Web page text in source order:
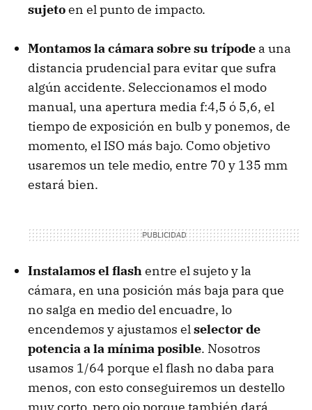
sujetoen el punto de impacto.
Montamos la cámara sobre su trípode a una
distancia prudencial para evitar que sufra
algún accidente. Seleccionamos el modo
manual, una apertura media f:4,5 ó 5,6, el
tiempo de exposición en bulb y ponemos, de
momento, el ISO más bajo. Como objetivo
usaremos un tele medio, entre 70 y 135 mm
estará bien.
Instalamos el flashentre el sujeto y la
cámara, en una posición más baja para que
no salga en medio del encuadre, lo
encendemos y ajustamos elselector de
potencia a la mínima posible. Nosotros
usamos 1/64 porque el flash no daba para
menos, con esto conseguiremos un destello
muy corto, pero ojo porque también dará